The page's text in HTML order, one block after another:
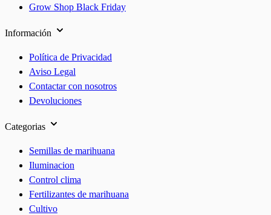
Grow Shop Black Friday
Información
Política de Privacidad
Aviso Legal
Contactar con nosotros
Devoluciones
Categorias
Semillas de marihuana
Iluminacion
Control clima
Fertilizantes de marihuana
Cultivo